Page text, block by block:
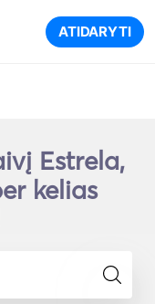
ATIDARYTI
Estrela,
kelias